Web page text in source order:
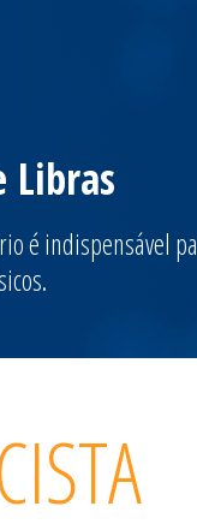
Libras
é indispensável